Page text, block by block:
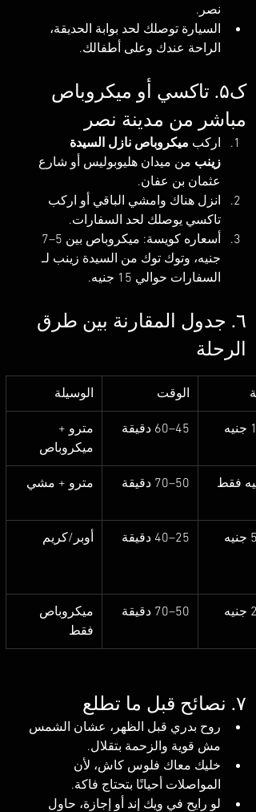
نصر.
السيارة توصلك لحد بوابة الحديقة،
الراحة عندك وعلى أطفالك.
ک۵. تاكسي أو ميكروباص
مباشر من مدينة نصر
اركب ميكروباص نازل السيدة
زينب من ميدان هليوبوليس أو شارع
عثمان بن عفان.
انزل هناك وامشي الباقي أو اركب
تاكسي يوصلك لحد السفارات.
جنيه، وتوك توك من السيدة زينب لـ
السفارات حوالي 15 جنيه.
٦. جدول المقارنة بين طرق
الرحلة
الوسيلة الوقت
مترو +
ميكروباص
45–60 دقيقة
مترو + مشي 50–70 دقيقة
أوبر/كريم 25–40 دقيقة
ميكروباص
فقط
50–70 دقيقة
٧. نصائح قبل ما تطلع
روح بدري قبل الظهر، عشان الشمس
مش قوية والزحمة بتقلال.
خليك معاك فلوس كاش، لأن
المواصلات أحيانًا بتحتاج فاكة.
لو رايح في ويك إند أو إجازة، حاول